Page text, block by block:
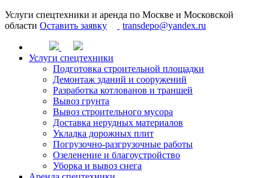
Услуги спецтехники и аренда по Москве и Московской
области Оставить заявку transdepo@yandex.ru
Услуги спецтехники
Подготовка строительной площадки
Демонтаж зданий и сооружений
Разработка котлованов и траншей
Вывоз грунта
Вывоз строительного мусора
Доставка нерудных материалов
Укладка дорожных плит
Погрузочно-разгрузочные работы
Озеленение и благоустройство
Уборка и вывоз снега